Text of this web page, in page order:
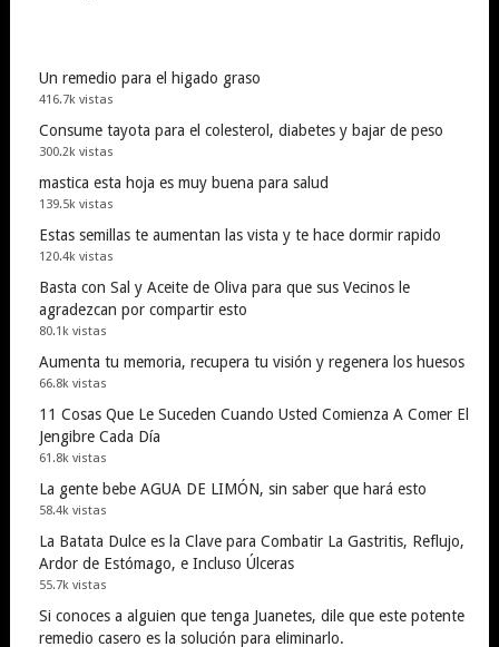
Un remedio para el higado graso
416.7k vistas
Consume tayota para el colesterol, diabetes y bajar de peso
300.2k vistas
mastica esta hoja es muy buena para salud
139.5k vistas
Estas semillas te aumentan las vista y te hace dormir rapido
120.4k vistas
Basta con Sal y Aceite de Oliva para que sus Vecinos le
agradezcan por compartir esto
80.1k vistas
Aumenta tu memoria, recupera tu visión y regenera los huesos
66.8k vistas
11 Cosas Que Le Suceden Cuando Usted Comienza A Comer El
Jengibre Cada Día
61.8k vistas
La gente bebe AGUA DE LIMÓN, sin saber que hará esto
58.4k vistas
La Batata Dulce es la Clave para Combatir La Gastritis, Reflujo,
Ardor de Estómago, e Incluso Úlceras
55.7k vistas
Si conoces a alguien que tenga Juanetes, dile que este potente
remedio casero es la solución para eliminarlo.